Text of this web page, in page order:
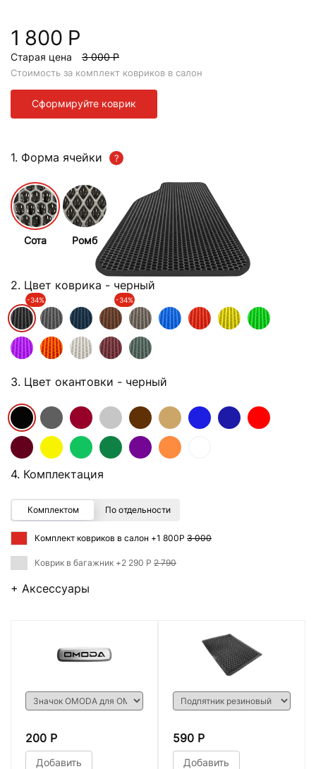
1 800 Р
Старая цена 3 000 Р
Стоимость за комплект ковриков в салон
Сформируйте коврик
1. Форма ячейки
Сота Ромб
2. Цвет коврика - черный
-34% -34%
3. Цвет окантовки - черный
4. Комплектация
Комплектом По отдельности
Комплект ковриков в салон +1 800Р 3 000
Коврик в багажник +2 290 Р 2 790
+ Аксессуары
200 Р
Добавить
590 Р
Добавить